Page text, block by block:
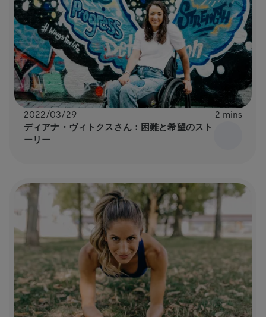
2022/03/29 2 mins
ディアナ・ヴィトクスさん：困難と希望のスト
ーリー